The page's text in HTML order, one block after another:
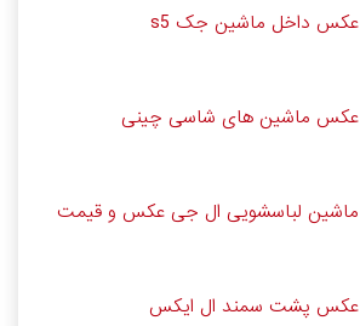
عکس داخل ماشین جک s5
عکس ماشین های شاسی چینی
ماشین لباسشویی ال جی عکس و قیمت
عکس پشت سمند ال ایکس